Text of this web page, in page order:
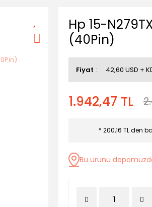
Hp 15-
(40Pin)
Fiyat 42,60 USD +
1.942,47 TL
* 200,16 TL den
Bu ürünü